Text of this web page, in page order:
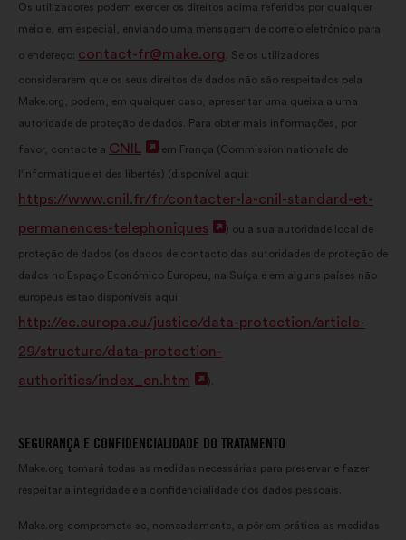
Os utilizadores podem exercer os direitos acima referidos por qualquer
meio e, em especial, enviando uma mensagem de correio eletrónico para
o endereço: contact-fr@make.org . Se os utilizadores
considerarem que os seus direitos de dados não são respeitados pela
Make.org, podem, em qualquer caso, apresentar uma queixa a uma
autoridade de proteção de dados. Para obter mais informações, por
favor, contacte a CNIL
Abertura
num
novo
separador
em França (Commission nationale de
l'informatique et des libertés) (disponível aqui:
https://www.cnil.fr/fr/contacter-la-cnil-standard-et-
permanences-telephoniques
Abertura
num
separador
) ou a sua autoridade local de
proteção de dados (os dados de contacto das autoridades de proteção de
dados no Espaço Económico Europeu, na Suíça e em alguns países não
europeus estão disponíveis aqui:
http://ec.europa.eu/justice/data-protection/article-
29/structure/data-protection-
authorities/index_en.htm
Abertura
novo
separador
).
SEGURANÇA E CONFIDENCIALIDADE DO TRATAMENTO
Make.org tomará todas as medidas necessárias para preservar e fazer
respeitar a integridade e a confidencialidade dos dados pessoais.
Make.org compromete-se, nomeadamente, a pôr em prática as medidas